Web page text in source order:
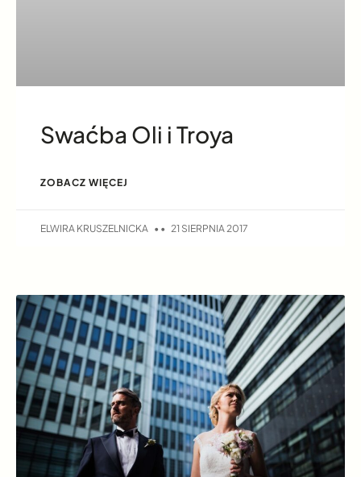
Swaćba Oli i Troya
ZOBACZ WIĘCEJ
ELWIRA KRUSZELNICKA 21 SIERPNIA 2017